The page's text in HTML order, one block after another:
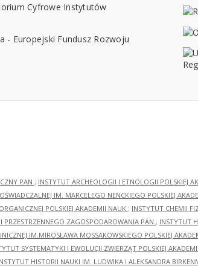
PAN ; INSTYTUT ARCHEOLOGII I ETNOLOGII POLSKIEJ
IM. MARCELEGO NENCKIEGO POLSKIEJ
POLSKIEJ AKADEMII NAUK ; INSTYTUT CHEMII
PRZESTRZENNEGO ZAGOSPODAROWANIA PAN ; INSTYTUT
IM.MIROSŁAWA MOSSAKOWSKIEGO POLSKIEJ
SYSTEMATYKI I EWOLUCJI ZWIERZĄT POLSKIEJ
HISTORII NAUKI IM. LUDWIKA I ALEKSANDRA